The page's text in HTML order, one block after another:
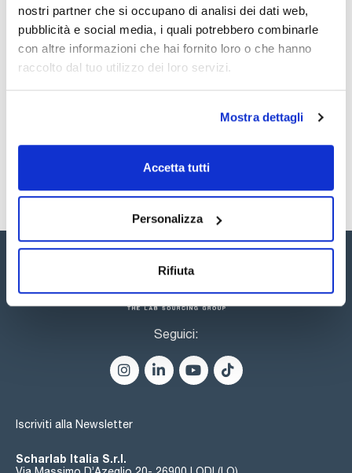
nostri partner che si occupano di analisi dei dati web,
pubblicità e social media, i quali potrebbero combinarle
con altre informazioni che hai fornito loro o che hanno
raccolto dal tuo utilizzo dei loro servizi.
Mostra dettagli
Accetta tutti
Personalizza
Rifiuta
Documentazione tecnica
TDS / Scheda tecnica
COA
Registrati per i download
Seguici:
Iscriviti alla Newsletter
Scharlab Italia S.r.l.